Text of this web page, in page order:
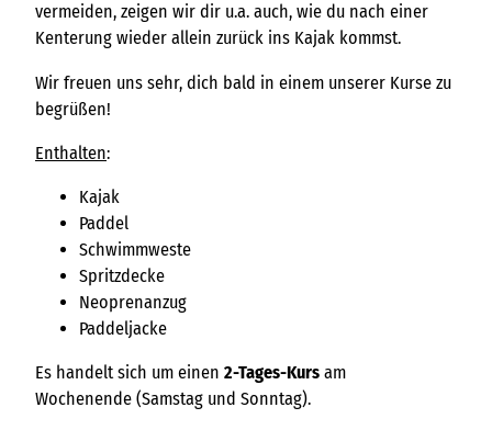
vermeiden, zeigen wir dir u.a. auch, wie du nach einer
Kenterung wieder allein zurück ins Kajak kommst.
Wir freuen uns sehr, dich bald in einem unserer Kurse zu
begrüßen!
Enthalten:
Kajak
Paddel
Schwimmweste
Spritzdecke
Neoprenanzug
Paddeljacke
Es handelt sich um einen 2-Tages-Kurs am
Wochenende (Samstag und Sonntag).